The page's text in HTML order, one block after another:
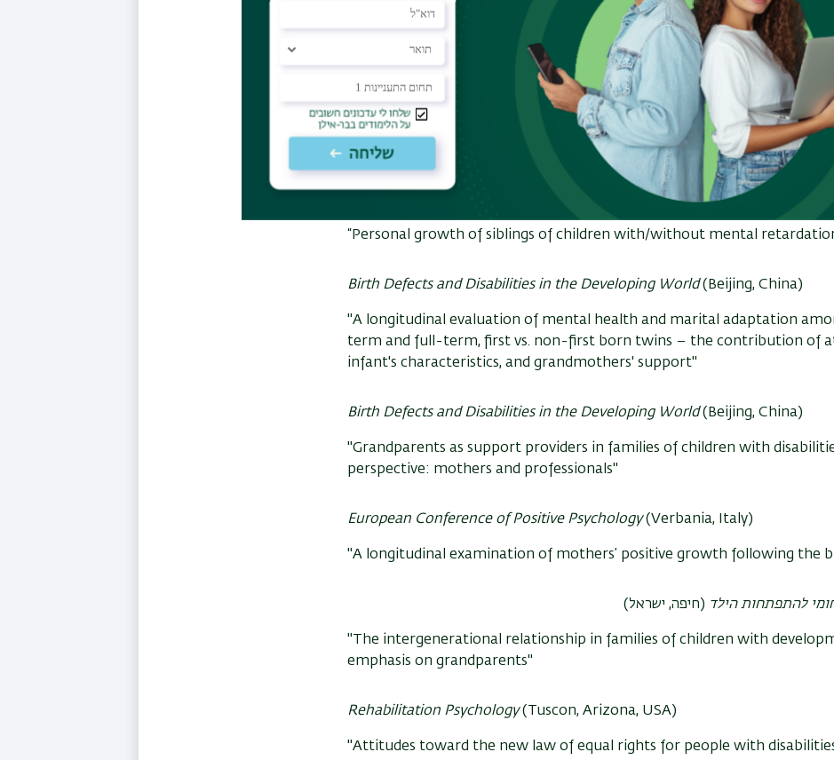
Human Mind Human Kind (Denemark)
“A longitudinal evaluation of personal growth among mothers of pre-
Congress of Twin Studies (Ghent, Belgium)
“Contributors to maternal mental health and marital adaptation one
twins: Comparison of mothers of pre-term and full-term twins”
European Conference on Positive Psychology(University of Minho,
“Personal growth of siblings of children with/without mental
Birth Defects and Disabilities in the Developing World(Beijing, China)
"A longitudinal evaluation of mental health and marital adaptation
term and full-term, first vs. non-first born twins – the contribution of
infant's characteristics, and grandmothers' support"
Birth Defects and Disabilities in the Developing World(Beijing, China)
"Grandparents as support providers in families of children with
perspective: mothers and professionals"
European Conference of Positive Psychology(Verbania, Italy)
"A longitudinal examination of mothers’ positive growth following the
להתפתחות הילד (חיפה, ישראל)
"The intergenerational relationship in families of children with
emphasis on grandparents"
Rehabilitation Psychology(Tuscon, Arizona, USA)
"Attitudes toward the new law of equal rights for people with